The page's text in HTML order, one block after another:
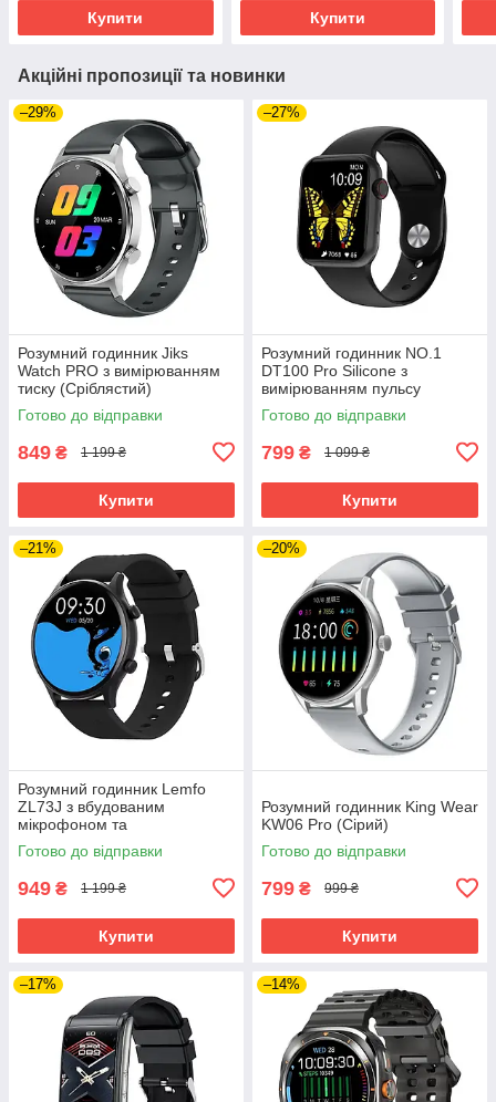
Купити Купити
Акційні пропозиції та новинки
–29%
Розумний годинник Jiks
Watch PRO з вимірюванням
тиску (Сріблястий)
Готово до відправки
849 ₴ 1 199 ₴
Купити
–27%
Розумний годинник NO.1
DT100 Pro Silicone з
вимірюванням пульсу
(Чорний)
Готово до відправки
799 ₴ 1 099 ₴
Купити
–21%
Розумний годинник Lemfo
ZL73J з вбудованим
мікрофоном та
пульсоксиметром (Чорний)
Готово до відправки
949 ₴ 1 199 ₴
Купити
–20%
Розумний годинник King Wear
KW06 Pro (Сірий)
Готово до відправки
799 ₴ 999 ₴
Купити
–17% –14%